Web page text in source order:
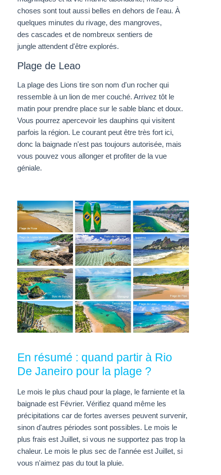
choses sont tout aussi belles en dehors de l'eau. À
quelques minutes du rivage, des mangroves,
des cascades et de nombreux sentiers de
jungle attendent d'être explorés.
Plage de Leao
La plage des Lions tire son nom d'un rocher qui
ressemble à un lion de mer couché. Arrivez tôt le
matin pour prendre place sur le sable blanc et doux.
Vous pourrez apercevoir les dauphins qui visitent
parfois la région. Le courant peut être très fort ici,
donc la baignade n'est pas toujours autorisée, mais
vous pouvez vous allonger et profiter de la vue
géniale.
En résumé : quand partir à Rio
De Janeiro pour la plage ?
Le mois le plus chaud pour la plage, le farniente et la
baignade est Février. Vérifiez quand même les
précipitations car de fortes averses peuvent survenir,
sinon d'autres périodes sont possibles. Le mois le
plus frais est Juillet, si vous ne supportez pas trop la
chaleur. Le mois le plus sec de l'année est Juillet, si
vous n'aimez pas du tout la pluie.